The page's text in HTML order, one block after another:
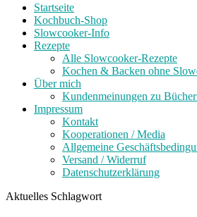
Startseite
Kochbuch-Shop
Slowcooker-Info
Rezepte
Alle Slowcooker-Rezepte
Kochen & Backen ohne
Über mich
Kundenmeinungen zu
Impressum
Kontakt
Kooperationen / Media
Allgemeine
Versand / Widerruf
Datenschutzerklärung
Aktuelles Schlagwort